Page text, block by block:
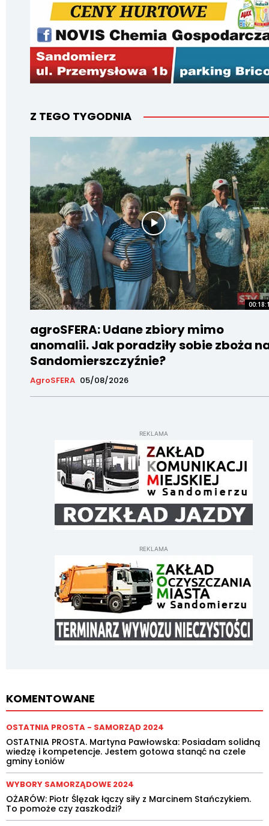
Z TEGO TYGODNIA
agroSFERA: Udane zbiory mimo
anomalii. Jak poradziły sobie zboża
Sandomierszczyźnie?
AgroSFERA 05/08/2026
REKLAMA
REKLAMA
KOMENTOWANE
OSTATNIA PROSTA - SAMORZĄD 2024
OSTATNIA PROSTA. Martyna Pawłowska: Posiadam solidną
wiedzę i kompetencje. Jestem gotowa stanąć na czele
gminy Łoniów
WYBORY SAMORZĄDOWE 2024
OŻARÓW: Piotr Ślęzak łączy siły z Marcinem Stańczykiem.
To pomoże czy zaszkodzi?